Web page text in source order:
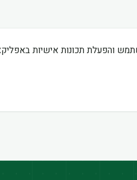
והפעלת תכונות אישיות